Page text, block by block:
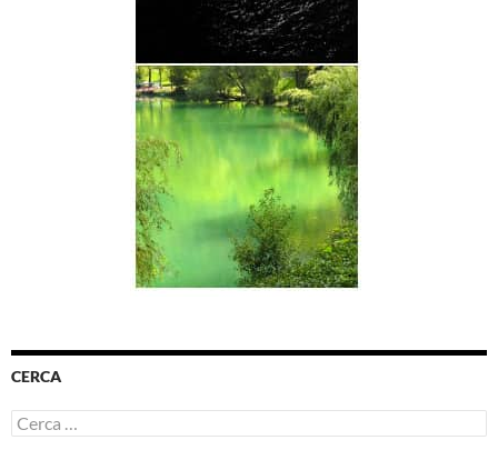
CERCA
Ricerca
per: